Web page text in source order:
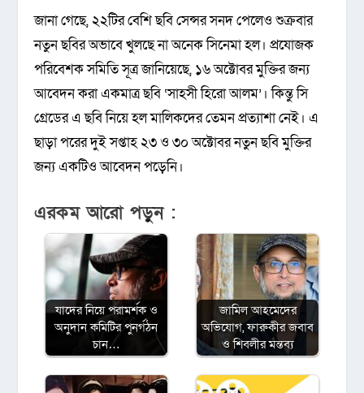
জানা গেছে, ২২টির বেশি ছবি সেন্সর সনদ পেলেও শুক্রবার
নতুন ছবির অভাবে খুলছে না অনেক সিনেমা হল। প্রযোজক
পরিবেশক সমিতি সূত্র জানিয়েছে, ১৬ অক্টোবর মুক্তির জন্য
আবেদন করা একমাত্র ছবি ‘সাহসী হিরো আলম’। কিন্তু সি
গ্রেডের এ ছবি নিয়ে হল মালিকদের তেমন প্রত্যাশা নেই। এ
ছাড়া পরের দুই সপ্তাহ ২৩ ও ৩০ অক্টোবর নতুন ছবি মুক্তির
জন্য একটিও আবেদন পড়েনি।
এরকম আরো পড়ুন :
যাদের নিয়ে পরামর্শক ও
অনুদান কমিটির পুনর্গঠন
চান…
জামিল আহমেদের
অভিযোগ, ফারুকীর জবাব
ও শিবলীর মন্তব্য